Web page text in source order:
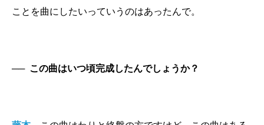
ことを曲にしたいっていうのはあったんで。
── この曲はいつ頃完成したんでしょうか？